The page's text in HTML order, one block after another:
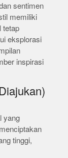
sentimen
memiliki
tetap
eksplorasi
inspirasi
yang
tinggi,